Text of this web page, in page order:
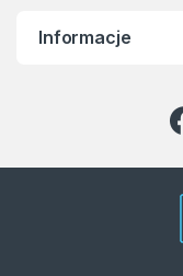
Informacje